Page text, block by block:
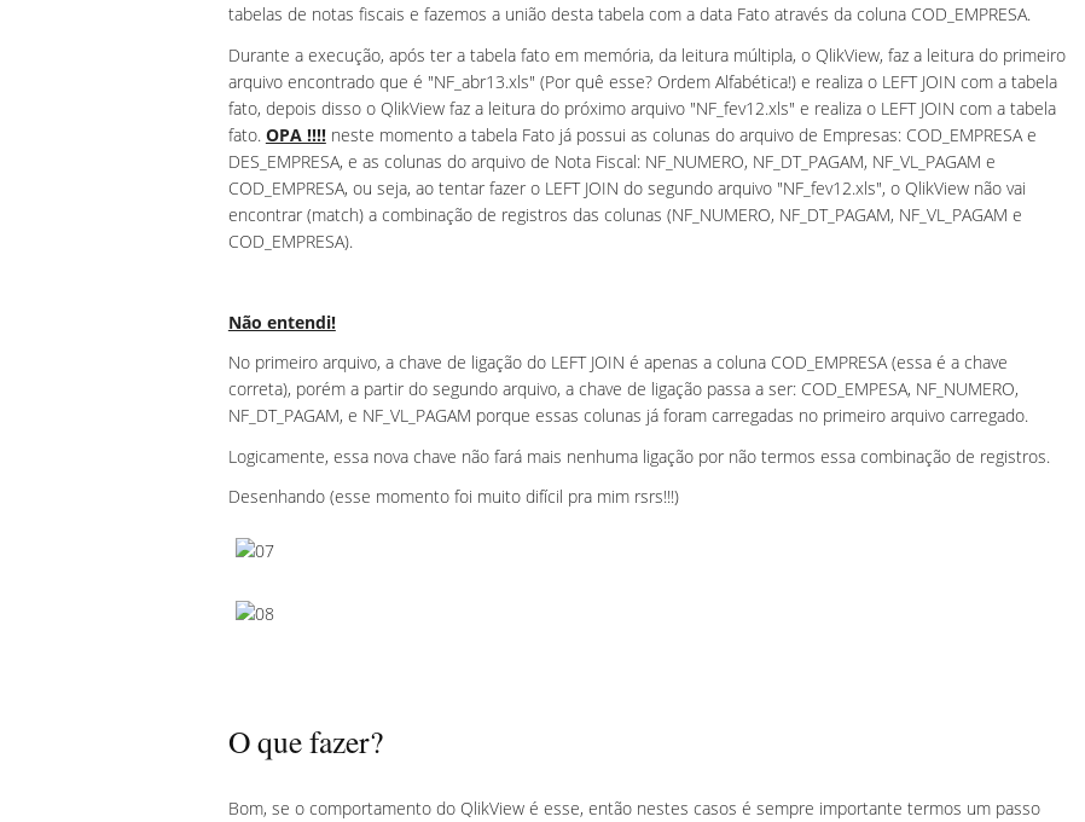
tabelas de notas fiscais e fazemos a união desta tabela com a data Fato através da coluna COD_EMPRESA.
Durante a execução, após ter a tabela fato em memória, da leitura múltipla, o QlikView, faz a leitura do primeiro
arquivo encontrado que é "NF_abr13.xls" (Por quê esse? Ordem Alfabética!) e realiza o LEFT JOIN com a tabela
fato, depois disso o QlikView faz a leitura do próximo arquivo "NF_fev12.xls" e realiza o LEFT JOIN com a tabela
fato. OPA !!!!neste momento a tabela Fato já possui as colunas do arquivo de Empresas: COD_EMPRESA e
DES_EMPRESA, e as colunas do arquivo de Nota Fiscal: NF_NUMERO, NF_DT_PAGAM, NF_VL_PAGAM e
COD_EMPRESA, ou seja, ao tentar fazer o LEFT JOIN do segundo arquivo "NF_fev12.xls", o QlikView não vai
encontrar (match) a combinação de registros das colunas (NF_NUMERO, NF_DT_PAGAM, NF_VL_PAGAM e
COD_EMPRESA).
Não entendi!
No primeiro arquivo, a chave de ligação do LEFT JOIN é apenas a coluna COD_EMPRESA (essa é a chave
correta), porém a partir do segundo arquivo, a chave de ligação passa a ser: COD_EMPESA, NF_NUMERO,
NF_DT_PAGAM, e NF_VL_PAGAM porque essas colunas já foram carregadas no primeiro arquivo carregado.
Logicamente, essa nova chave não fará mais nenhuma ligação por não termos essa combinação de registros.
Desenhando (esse momento foi muito difícil pra mim rsrs!!!)
O que fazer?
Bom, se o comportamento do QlikView é esse, então nestes casos é sempre importante termos um passo